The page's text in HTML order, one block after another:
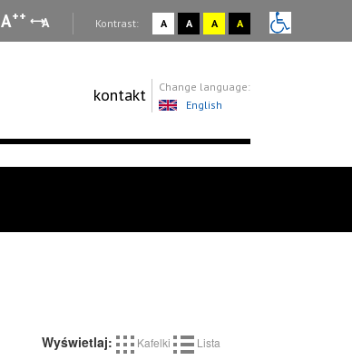
A++ A Kontrast: A A A A
kontakt
Change language:
English
Wyświetlaj: Kafelki Lista